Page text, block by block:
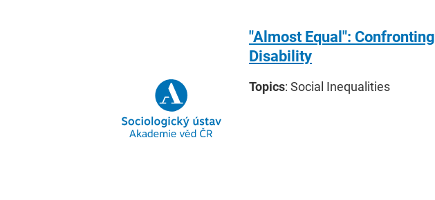
"Almost Equal":
Disability
Topics: Social Inequalities